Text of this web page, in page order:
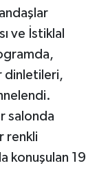
ve İstiklal
dinletileri,
salonda
renkli
konuşulan 19